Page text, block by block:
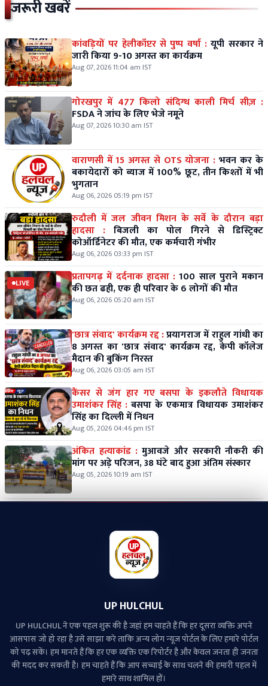
जरूरी खबरें
कांवड़ियों पर हेलीकॉप्टर से पुष्प वर्षा : यूपी सरकार ने
जारी किया 9-10 अगस्त का कार्यक्रम
Aug 07, 2026 11:04 am IST
गोरखपुर में 477 किलो संदिग्ध काली मिर्च सीज़ :
FSDA ने जांच के लिए भेजे नमूने
Aug 07, 2026 10:30 am IST
वाराणसी में 15 अगस्त से OTS योजना : भवन कर के
बकायेदारों को ब्याज में 100% छूट, तीन किश्तों में भी
भुगतान
Aug 06, 2026 05:19 pm IST
रुदौली में जल जीवन मिशन के सर्वे के दौरान बड़ा
हादसा : बिजली का पोल गिरने से डिस्ट्रिक्ट
कोऑर्डिनेटर की मौत, एक कर्मचारी गंभीर
Aug 06, 2026 03:33 pm IST
LIVE प्रतापगढ़ में दर्दनाक हादसा : 100 साल पुराने मकान
की छत ढही, एक ही परिवार के 6 लोगों की मौत
Aug 06, 2026 05:20 am IST
'छात्र संवाद' कार्यक्रम रद्द :प्रयागराज में राहुल गांधी का
8 अगस्त का 'छात्र संवाद' कार्यक्रम रद्द, केपी कॉलेज
मैदान की बुकिंग निरस्त
Aug 06, 2026 03:05 am IST
कैंसर से जंग हार गए बसपा के इकलौते विधायक
उमाशंकर सिंह : बसपा के एकमात्र विधायक उमाशंकर
सिंह का दिल्ली में निधन
Aug 05, 2026 04:46 pm IST
अंकित हत्याकांड : मुआवजे और सरकारी नौकरी की
मांग पर अड़े परिजन, 38 घंटे बाद हुआ अंतिम संस्कार
Aug 05, 2026 10:19 am IST
UP HULCHUL
UP HULCHUL ने एक पहल शुरू की है जहां हम चाहते हैं कि हर दूसरा व्‍यक्ति अपने
आसपास जो हो रहा है उसे साझा करे ताकि अन्‍य लोग न्‍यूज पोर्टल के लिए हमारे पोर्टल
को पढ़ सकें। हम मानते हैं कि हर एक व्यक्ति एक रिपोर्टर है और केवल जनता ही जनता
की मदद कर सकती है। हम चाहते हैं कि आप सच्चाई के साथ चलने की हमारी पहल में
हमारे साथ शामिल हों।